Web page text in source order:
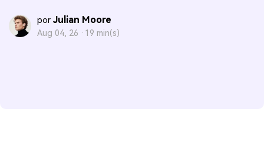
por Julian Moore
Aug 04, 26 · 19 min(s)